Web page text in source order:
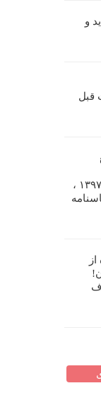
و
۴۸ سـاعت قبل
دندانپزشکی ایران در تاریخ ۱۳۹۷/۰۷/۲۶ ،